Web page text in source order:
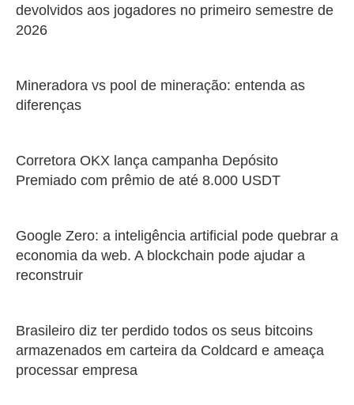
devolvidos aos jogadores no primeiro semestre de
2026
Mineradora vs pool de mineração: entenda as
diferenças
Corretora OKX lança campanha Depósito
Premiado com prêmio de até 8.000 USDT
Google Zero: a inteligência artificial pode quebrar a
economia da web. A blockchain pode ajudar a
reconstruir
Brasileiro diz ter perdido todos os seus bitcoins
armazenados em carteira da Coldcard e ameaça
processar empresa